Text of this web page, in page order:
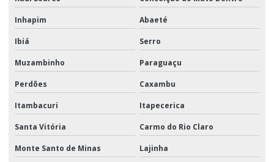
Inhapim Abaeté
Ibiá Serro
Muzambinho Paraguaçu
Perdões Caxambu
Itambacuri Itapecerica
Santa Vitória Carmo do Rio Claro
Monte Santo de Minas Lajinha